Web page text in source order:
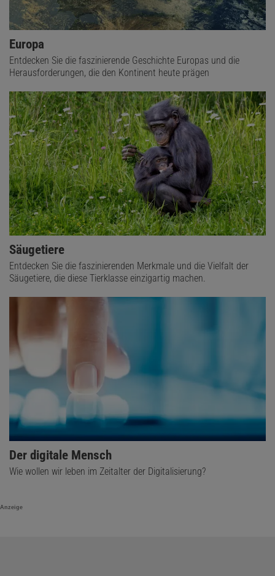
Europa
Entdecken Sie die faszinierende Geschichte Europas und die
Herausforderungen, die den Kontinent heute prägen
Säugetiere
Entdecken Sie die faszinierenden Merkmale und die Vielfalt der
Säugetiere, die diese Tierklasse einzigartig machen.
Der digitale Mensch
Wie wollen wir leben im Zeitalter der Digitalisierung?
Anzeige